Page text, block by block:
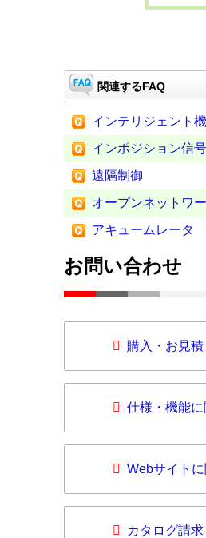
関連するFAQ
インテリジェント
インポジション信号
遠隔制御
オープンネットワ
アキュームレータ
お問い合わせ
購入・お見
仕様・機能
Webサイト
カタログ請求